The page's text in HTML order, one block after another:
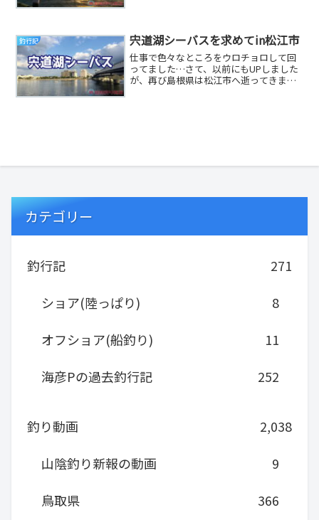
釣行記 宍道湖シーバスを求めてin松江市
仕事で色々なところをウロチョロして回
ってました…さて、以前にもUPしました
が、再び島根県は松江市へ逝ってきまし
カテゴリー
釣行記
271
ショア(陸っぱり)
8
オフショア(船釣り)
11
海彦Pの過去釣行記
252
釣り動画
2,038
山陰釣り新報の動画
9
鳥取県
366